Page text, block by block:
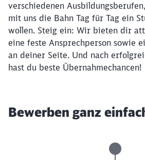
verschiedenen
mit uns die Bahn Tag für Tag ein
wollen. Steig ein: Wir bieten dir
eine feste Ansprechperson sowie
an deiner Seite. Und nach
hast du beste Übernahmechancen!
Bewerben ganz